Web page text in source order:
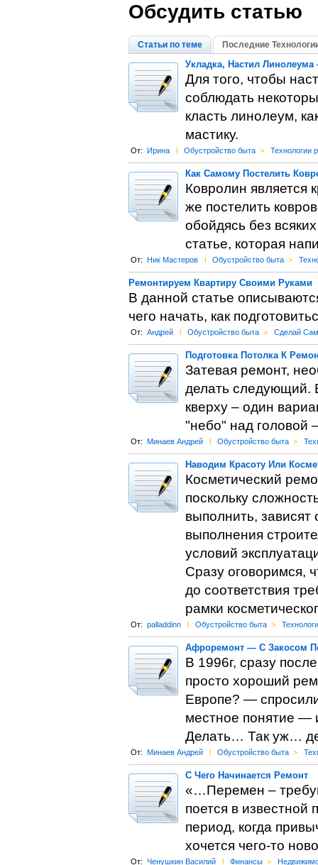
Обсудить статью
Статьи по теме Последние
Укладка, Настил
Для того, чтобы
соблюдать
класть линолеум,
мастику.
От: Ирина l Обустройство быта > Технологии
Как Самому Постелить
Ковролин является
же постелить
обойдясь без
статье, которая
От: Ник Мастеров l Обустройство быта >
Ремонтируем Квартиру Своими Руками
В данной статье
чего начать, как
От: Андрей l Обустройство быта > Сделай Сам
Подготовка Потолка К
Затевая ремонт,
делать следующий.
кверху – один
"небо" над головой
От: Минаев Андрей l Обустройство быта >
Наводим Красоту Или
Косметический
поскольку
выполнить, зависят
выполнения
условий
Сразу оговоримся,
до соответствия
рамки
От: palladdinn l Обустройство быта >
Афроремонт — С Закосом
В 1996г, сразу
просто хороший
Европе? —
местное понятие —
Делать… Так уж…
От: Минаев Андрей l Обустройство быта >
С Чего Начинается Ремонт
«…Перемен –
поется в известной
период, когда
хочется чего-то
От: Ченушкин Василий l Финансы >